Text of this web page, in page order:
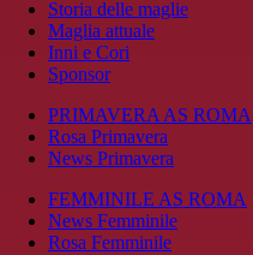
Storia delle maglie
Maglia attuale
Inni e Cori
Sponsor
PRIMAVERA AS ROMA
Rosa Primavera
News Primavera
FEMMINILE AS ROMA
News Femminile
Rosa Femminile